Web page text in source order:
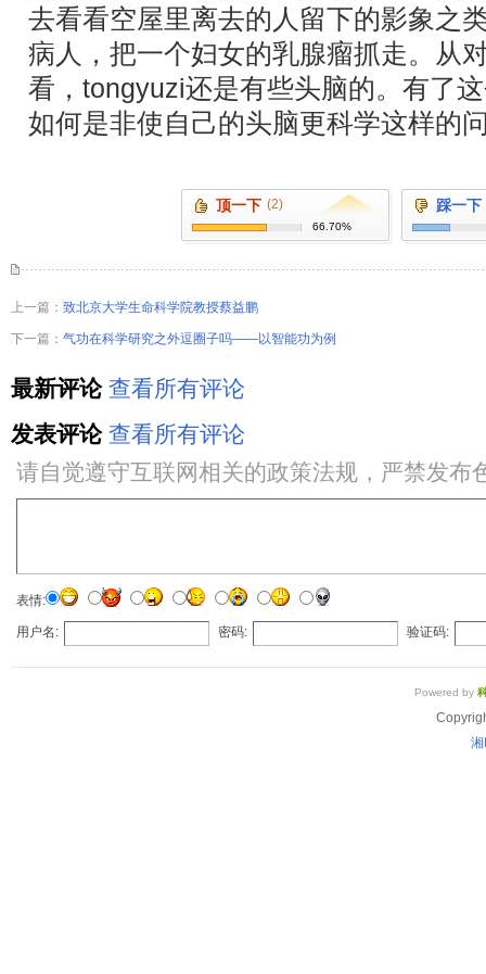
去看看空屋里离去的人留下的影象之
病人，把一个妇女的乳腺瘤抓走。从
看，tongyuzi还是有些头脑的。有了
如何是非使自己的头脑更科学这样的
顶一下 (2)
66.70%
踩一下
上一篇： 致北京大学生命科学院教授蔡益鹏
下一篇： 气功在科学研究之外逗圈子吗――以智能功为例
最新评论 查看所有评论
发表评论 查看所有评论
请自觉遵守互联网相关的政策法规，严禁发布
表情:
用户名: 密码: 验证码:
Powered by